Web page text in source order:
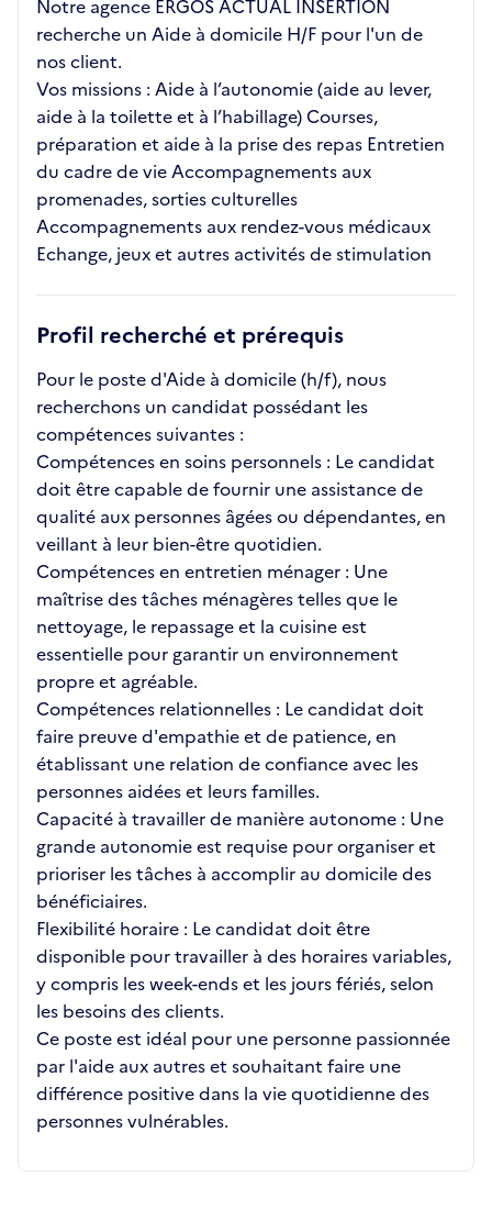
Notre agence ERGOS ACTUAL INSERTION
recherche un Aide à domicile H/F pour l'un de
nos client.
Vos missions : Aide à l’autonomie (aide au lever,
aide à la toilette et à l’habillage) Courses,
préparation et aide à la prise des repas Entretien
du cadre de vie Accompagnements aux
promenades, sorties culturelles
Accompagnements aux rendez-vous médicaux
Echange, jeux et autres activités de stimulation
Profil recherché et prérequis
Pour le poste d'Aide à domicile (h/f), nous
recherchons un candidat possédant les
compétences suivantes :
Compétences en soins personnels : Le candidat
doit être capable de fournir une assistance de
qualité aux personnes âgées ou dépendantes, en
veillant à leur bien-être quotidien.
Compétences en entretien ménager : Une
maîtrise des tâches ménagères telles que le
nettoyage, le repassage et la cuisine est
essentielle pour garantir un environnement
propre et agréable.
Compétences relationnelles : Le candidat doit
faire preuve d'empathie et de patience, en
établissant une relation de confiance avec les
personnes aidées et leurs familles.
Capacité à travailler de manière autonome : Une
grande autonomie est requise pour organiser et
prioriser les tâches à accomplir au domicile des
bénéficiaires.
Flexibilité horaire : Le candidat doit être
disponible pour travailler à des horaires variables,
y compris les week-ends et les jours fériés, selon
les besoins des clients.
Ce poste est idéal pour une personne passionnée
par l'aide aux autres et souhaitant faire une
différence positive dans la vie quotidienne des
personnes vulnérables.